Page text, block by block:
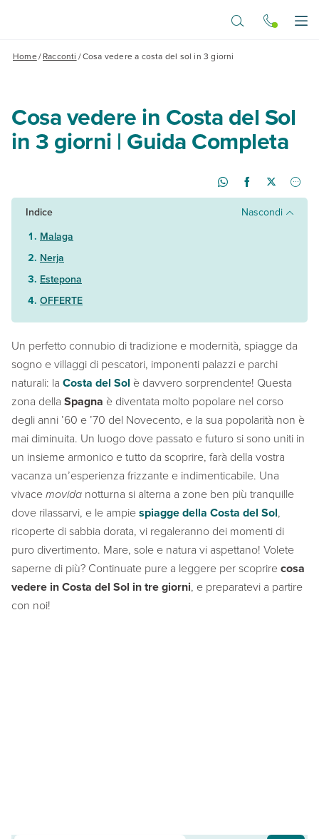
Home/Racconti /Cosa vedere a costa del sol in 3 giorni
Cosa vedere in Costa del Sol
in 3 giorni | Guida Completa
Indice
Nascondi
Malaga
Nerja
Estepona
OFFERTE
Un perfetto connubio di tradizione e modernità, spiagge da
sogno e villaggi di pescatori, imponenti palazzi e parchi
naturali: la Costa del Sol è davvero sorprendente! Questa
zona della Spagna è diventata molto popolare nel corso
degli anni ’60 e ’70 del Novecento, e la sua popolarità non è
mai diminuita. Un luogo dove passato e futuro si sono uniti in
un insieme armonico e tutto da scoprire, farà della vostra
vacanza un’esperienza frizzante e indimenticabile. Una
vivacemovida notturna si alterna a zone ben più tranquille
dove rilassarvi, e le ampiespiagge della Costa del Sol,
ricoperte di sabbia dorata, vi regaleranno dei momenti di
puro divertimento. Mare, sole e natura vi aspettano! Volete
saperne di più? Continuate pure a leggere per scoprirecosa
vedere in Costa del Sol in tre giorni, e preparatevi a partire
con noi!